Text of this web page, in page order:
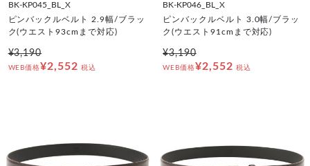
BK-KP045_BL_X
ピンバックルベルト 2.9幅/ブラッ
ク(ウエスト93cmまで対応)
¥3,190
WEB価格¥2,552 税込
BK-KP046_BL_X
ピンバックルベルト 3.0幅/ブラッ
ク(ウエスト91cmまで対応)
¥3,190
WEB価格¥2,552 税込